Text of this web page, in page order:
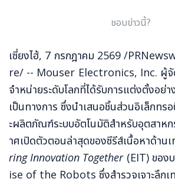
ชอบข่าวนี้?
เซี่ยงไฮ้, 7 กรกฎาคม 2569 /
re/ -- Mouser Electronics, Inc. ผู้
จำหน่ายระดับโลกที่ได้รับการแต่งตั้งอย่า
เป็นทางการ ซึ่งนำเสนอชิ้นส่วนอิเล็กทร
ะผลิตภัณฑ์ระบบอัตโนมัติสำหรับอุตสาห
าศเปิดตัวตอนล่าสุดของซีรีส์เนื้อหาด้านเ
ring Innovation Together(EIT) ของ
ise of the Robots ซึ่งสำรวจเจาะลึกเ